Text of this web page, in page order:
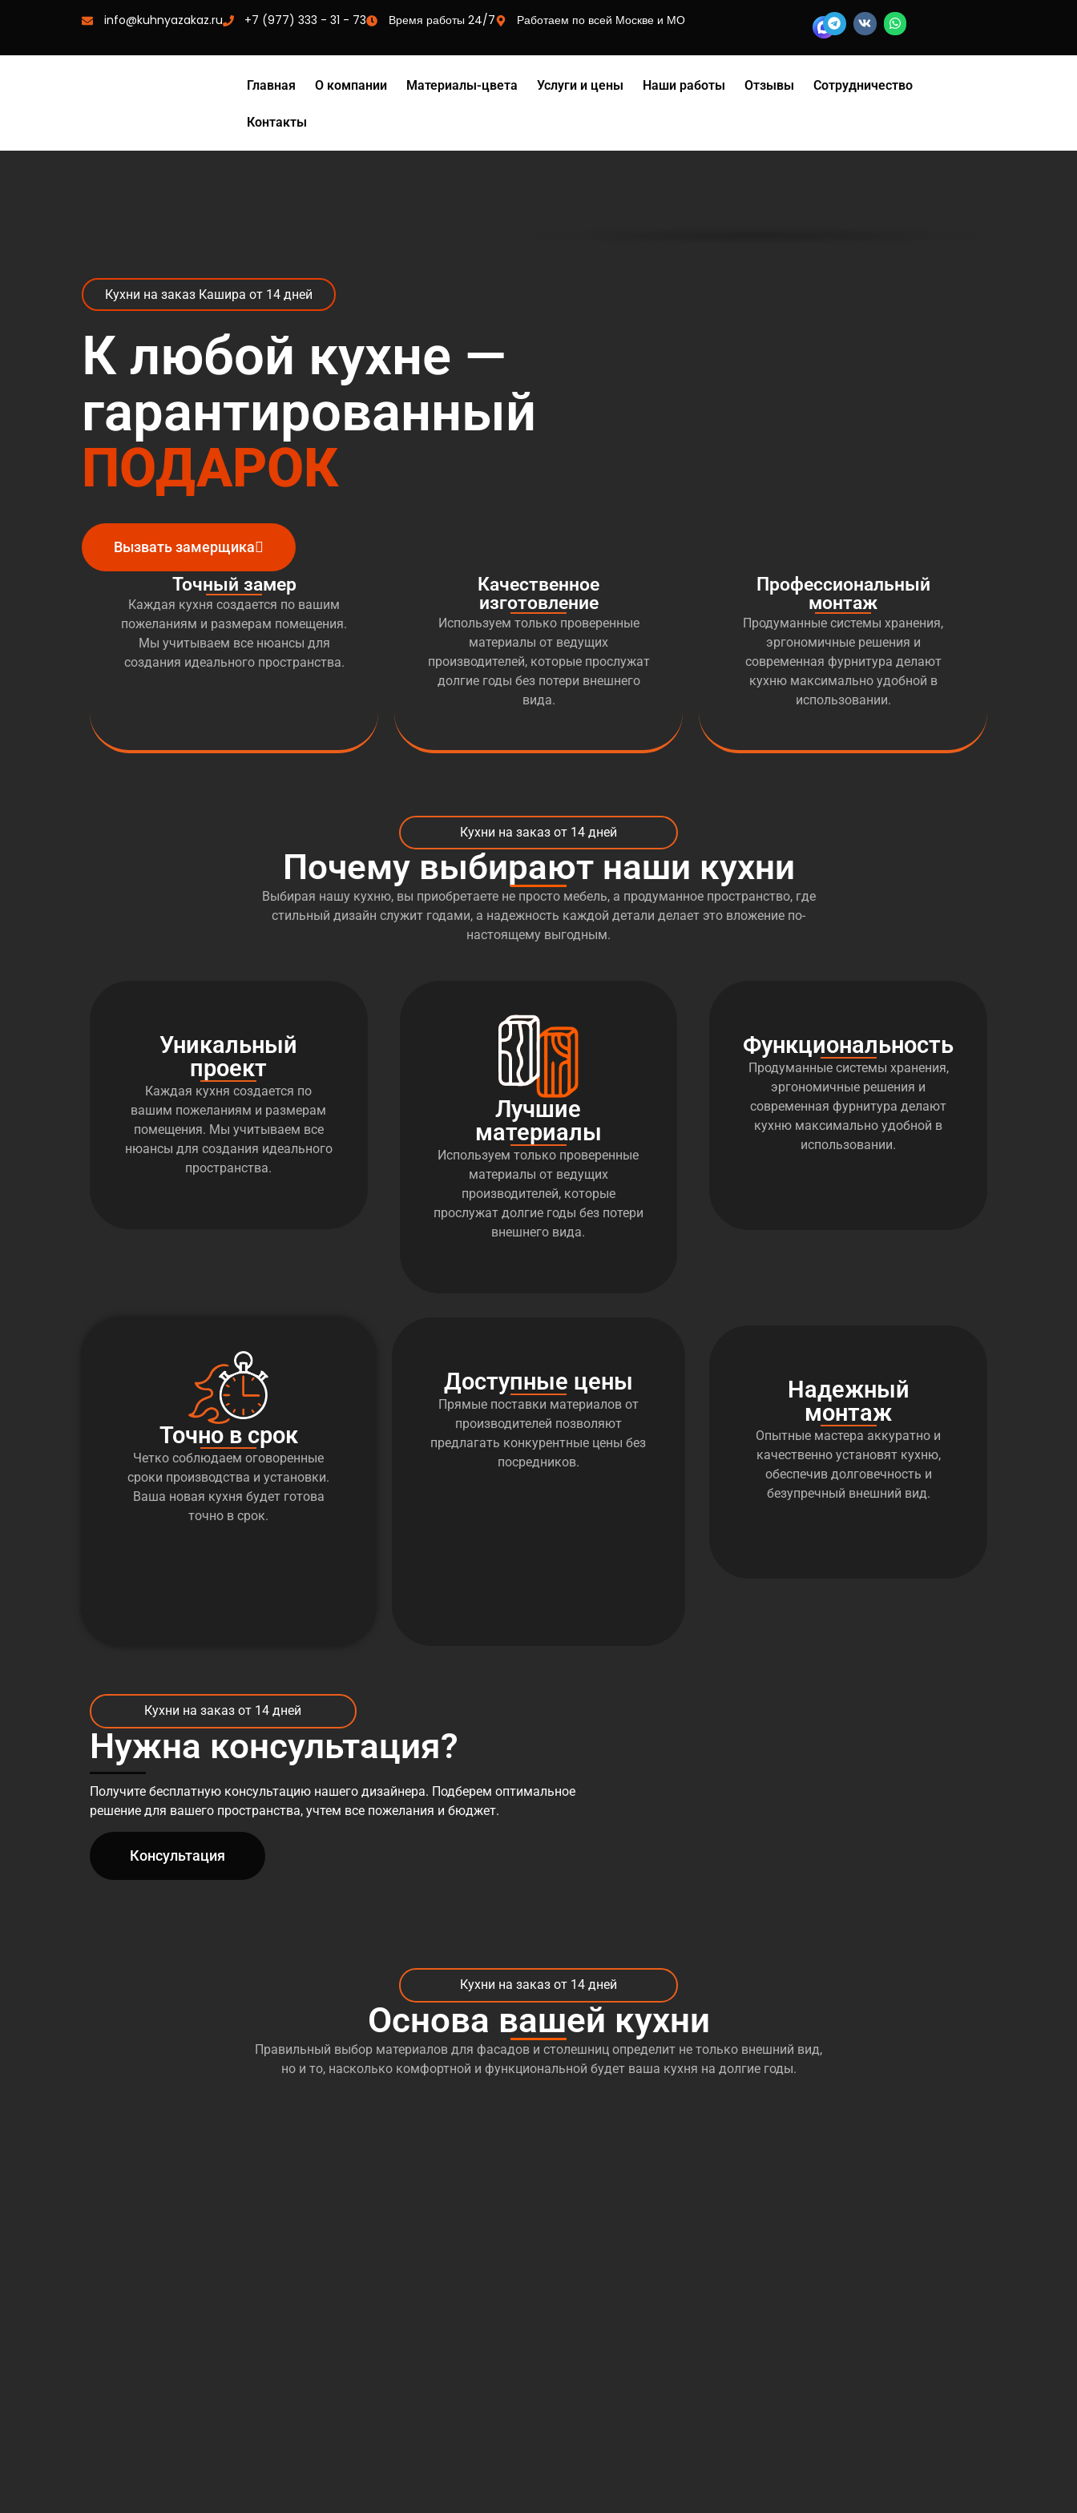
info@kuhnyazakaz.ru +7 (977) 333 - 31 - 73 Время работы 24/7 Работаем по всей Москве и МО
Главная О компании Материалы-цвета Услуги и цены Наши работы Отзывы Сотрудничество
Контакты
Кухни на заказ Кашира от 14 дней
К любой кухне —
гарантированный
ПОДАРОК
Вызвать замерщика
Точный замер
Каждая кухня создается по вашим
пожеланиям и размерам помещения.
Мы учитываем все нюансы для
создания идеального пространства.
Качественное
изготовление
Используем только проверенные
материалы от ведущих
производителей, которые прослужат
долгие годы без потери внешнего
вида.
Профессиональный
монтаж
Продуманные системы хранения,
эргономичные решения и
современная фурнитура делают
кухню максимально удобной в
использовании.
Кухни на заказ от 14 дней
Почему выбирают наши кухни
Выбирая нашу кухню, вы приобретаете не просто мебель, а продуманное пространство, где
стильный дизайн служит годами, а надежность каждой детали делает это вложение по-
настоящему выгодным.
Уникальный
проект
Каждая кухня создается по
вашим пожеланиям и размерам
помещения. Мы учитываем все
нюансы для создания идеального
пространства.
Лучшие
материалы
Используем только проверенные
материалы от ведущих
производителей, которые
прослужат долгие годы без потери
внешнего вида.
Функциональность
Продуманные системы хранения,
эргономичные решения и
современная фурнитура делают
кухню максимально удобной в
использовании.
Точно в срок
Четко соблюдаем оговоренные
сроки производства и установки.
Ваша новая кухня будет готова
точно в срок.
Доступные цены
Прямые поставки материалов от
производителей позволяют
предлагать конкурентные цены без
посредников.
Надежный
монтаж
Опытные мастера аккуратно и
качественно установят кухню,
обеспечив долговечность и
безупречный внешний вид.
Кухни на заказ от 14 дней
Нужна консультация?
Получите бесплатную консультацию нашего дизайнера. Подберем оптимальное
решение для вашего пространства, учтем все пожелания и бюджет.
Консультация
Кухни на заказ от 14 дней
Основа вашей кухни
Правильный выбор материалов для фасадов и столешниц определит не только внешний вид,
но и то, насколько комфортной и функциональной будет ваша кухня на долгие годы.